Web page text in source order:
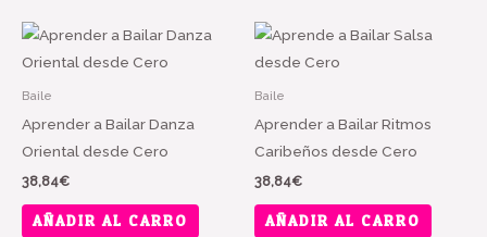
Baile
Aprender a Bailar Danza
Oriental desde Cero
38,84€
AÑADIR AL CARRO
Baile
Aprender a Bailar Ritmos
Caribeños desde Cero
38,84€
AÑADIR AL CARRO